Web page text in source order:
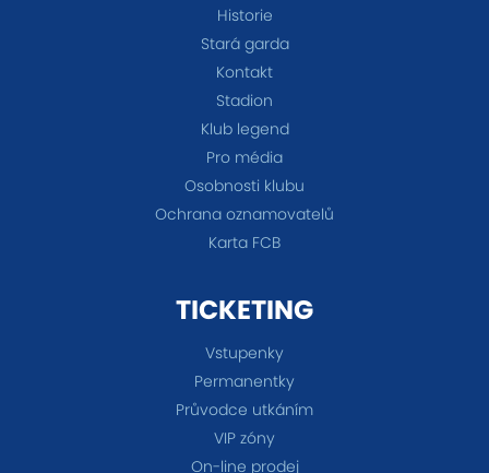
Historie
Stará garda
Kontakt
Stadion
Klub legend
Pro média
Osobnosti klubu
Ochrana oznamovatelů
Karta FCB
TICKETING
Vstupenky
Permanentky
Průvodce utkáním
VIP zóny
On-line prodej